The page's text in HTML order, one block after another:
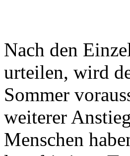
Nach den
urteilen, wird
Sommer
weiterer
Menschen